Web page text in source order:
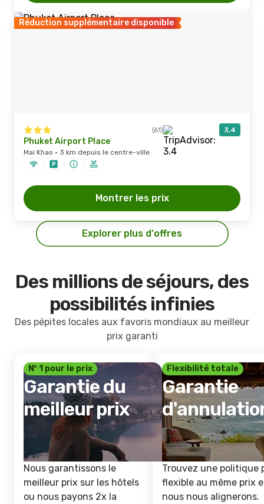
Réduction supplémentaire disponible
(61) 3,4
Phuket Airport Place
Mai Khao · 3 km depuis le centre-ville
Montrer les prix
Explorer plus d'offres
Des millions de séjours, des
possibilités infinies
Des pépites locales aux favoris mondiaux au meilleur
prix garanti
Nº 1 pour le prix
Garantie du
meilleur prix
Nous garantissons le
meilleur prix sur les hôtels
ou nous payons 2x la
Flexibilité totale
Garantie
Trouvez une politique
flexible au même prix
nous nous alignerons.